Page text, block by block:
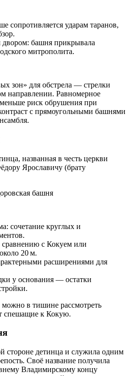
сопротивляется ударам таранов,
башня прикрывала
митрополита.
зон» для обстрела — стрелки
направлении. Равномерное
риск обрушения при
с прямоугольными башнями
названная в честь церкви
Ярославичу (брату
башня
сочетание круглых и
с Кокуем или
20 м.
расширениями для
у основания — остатки
в тишине рассмотреть
спешащие к Кокую.
стороне детинца и служила одним
Своё название получила
Владимирскому концу